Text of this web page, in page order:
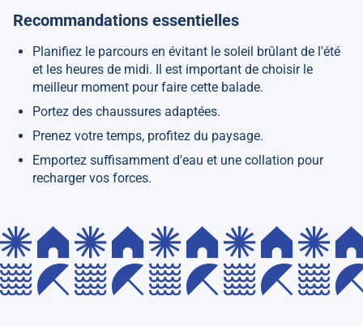
Recommandations essentielles
Planifiez le parcours en évitant le soleil brûlant de l'été
et les heures de midi. Il est important de choisir le
meilleur moment pour faire cette balade.
Portez des chaussures adaptées.
Prenez votre temps, profitez du paysage.
Emportez suffisamment d'eau et une collation pour
recharger vos forces.